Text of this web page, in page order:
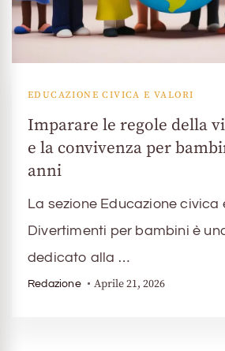
EDUCAZIONE CIVICA E VALORI
Imparare le regole della
e la convivenza per
anni
La sezione Educazione civica
Divertimenti per bambini è
dedicato alla …
Redazione Aprile 21, 2026